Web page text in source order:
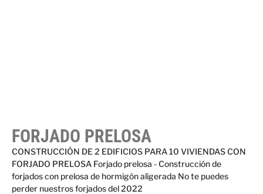
FORJADO PRELOSA
CONSTRUCCIÓN DE 2 EDIFICIOS PARA 10 VIVIENDAS CON
FORJADO PRELOSA Forjado prelosa - Construcción de
forjados con prelosa de hormigón aligerada No te puedes
perder nuestros forjados del 2022